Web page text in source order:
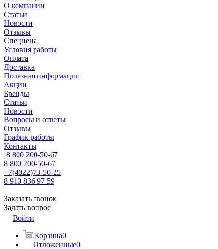
О компании
Статьи
Новости
Отзывы
Спеццена
Условия работы
Оплата
Доставка
Полезная информация
Акции
Бренды
Статьи
Новости
Вопросы и ответы
Отзывы
График работы
Контакты
8 800 200-50-67
8 800 200-50-67
+7(4822)73-50-25
8 910 836 97 59
Заказать звонок
Задать вопрос
Войти
Корзина0
Отложенные0